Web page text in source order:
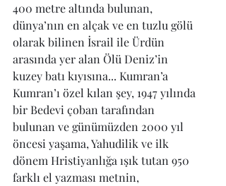
400 metre altında bulunan,
dünya’nın en alçak ve en tuzlu gölü
olarak bilinen İsrail ile Ürdün
arasında yer alan Ölü Deniz’in
kuzey batı kıyısına... Kumran’a
Kumran’ı özel kılan şey, 1947 yılında
bir Bedevi çoban tarafından
bulunan ve günümüzden 2000 yıl
öncesi yaşama, Yahudilik ve ilk
dönem Hristiyanlığa ışık tutan 950
farklı el yazması metnin,